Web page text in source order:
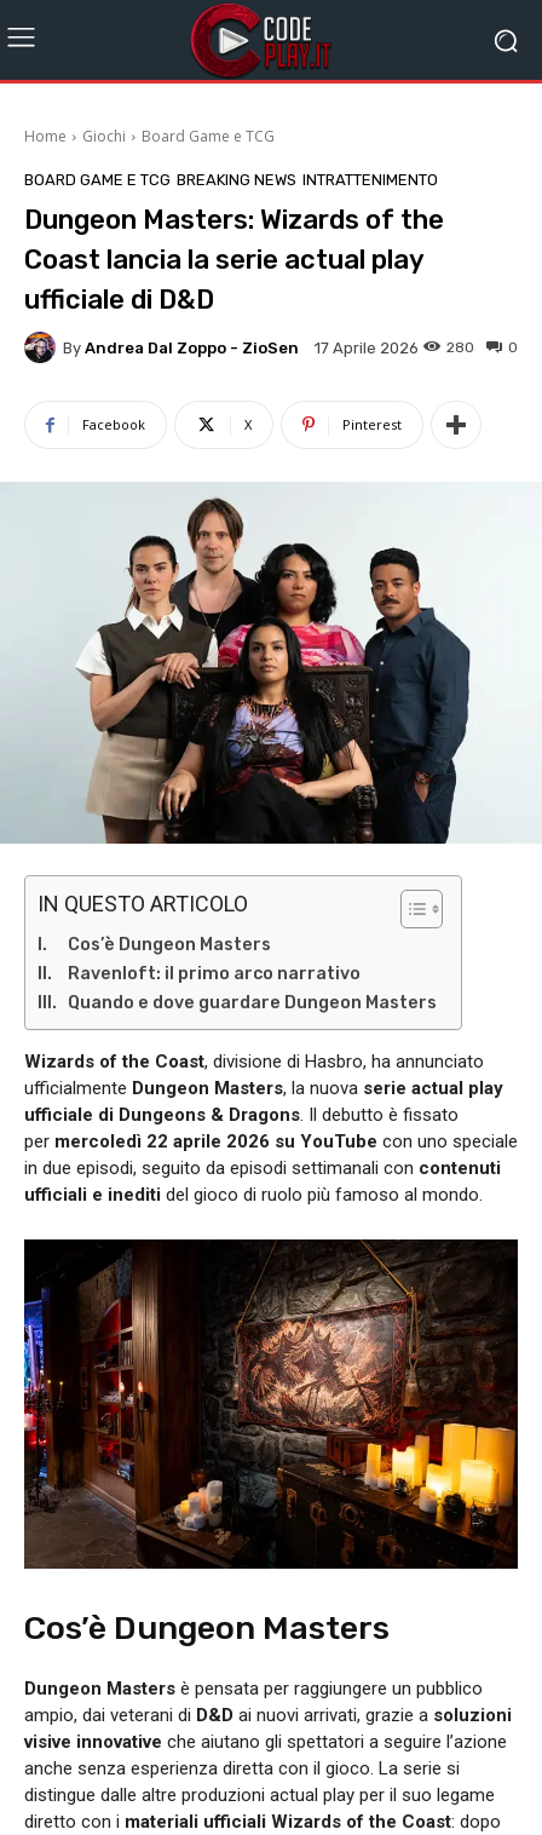
Home Giochi Board Game e TCG
BOARD GAME E TCG BREAKING NEWS INTRATTENIMENTO
Dungeon Masters: Wizards of the
Coast lancia la serie actual play
ufficiale di D&D
By Andrea Dal Zoppo - ZioSen 17 Aprile 2026 0
280
Facebook X Pinterest
IN QUESTO ARTICOLO
Cos’è Dungeon Masters
Ravenloft: il primo arco narrativo
Quando e dove guardare Dungeon Masters
Wizards of the Coast, divisione di Hasbro, ha annunciato
ufficialmente Dungeon Masters, la nuova serie actual play
ufficiale di Dungeons & Dragons. Il debutto è fissato
per mercoledì 22 aprile 2026 su YouTube con uno speciale
in due episodi, seguito da episodi settimanali con contenuti
ufficiali e inediti del gioco di ruolo più famoso al mondo.
Cos’è Dungeon Masters
Dungeon Masters è pensata per raggiungere un pubblico
ampio, dai veterani di D&D ai nuovi arrivati, grazie a soluzioni
visive innovative che aiutano gli spettatori a seguire l’azione
anche senza esperienza diretta con il gioco. La serie si
distingue dalle altre produzioni actual play per il suo legame
diretto con i materiali ufficiali Wizards of the Coast: dopo